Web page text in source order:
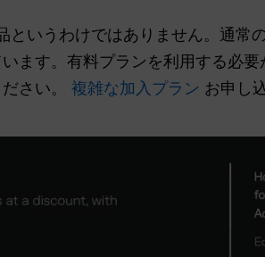
いうわけではありません。通常
ます。有料プランを利用する必要
さい。 複雑な加入プラン お申し